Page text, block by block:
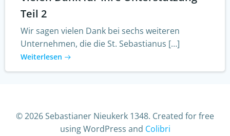
Teil 2
Wir sagen vielen Dank bei sechs weiteren
Unternehmen, die die St. Sebastianus […]
Weiterlesen
© 2026 Sebastianer Nieukerk 1348. Created for free
using WordPress and Colibri